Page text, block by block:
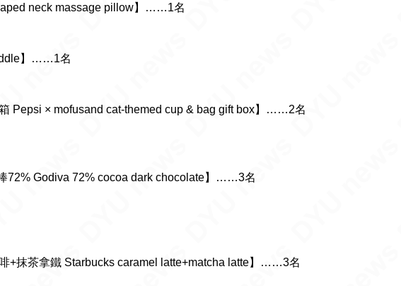
neck massage pillow】……1名
】……1名
Pepsi × mofusand cat-themed cup & bag gift box】……2名
72% Godiva 72% cocoa dark chocolate】……3名
+抹茶拿鐵 Starbucks caramel latte+matcha latte】……3名